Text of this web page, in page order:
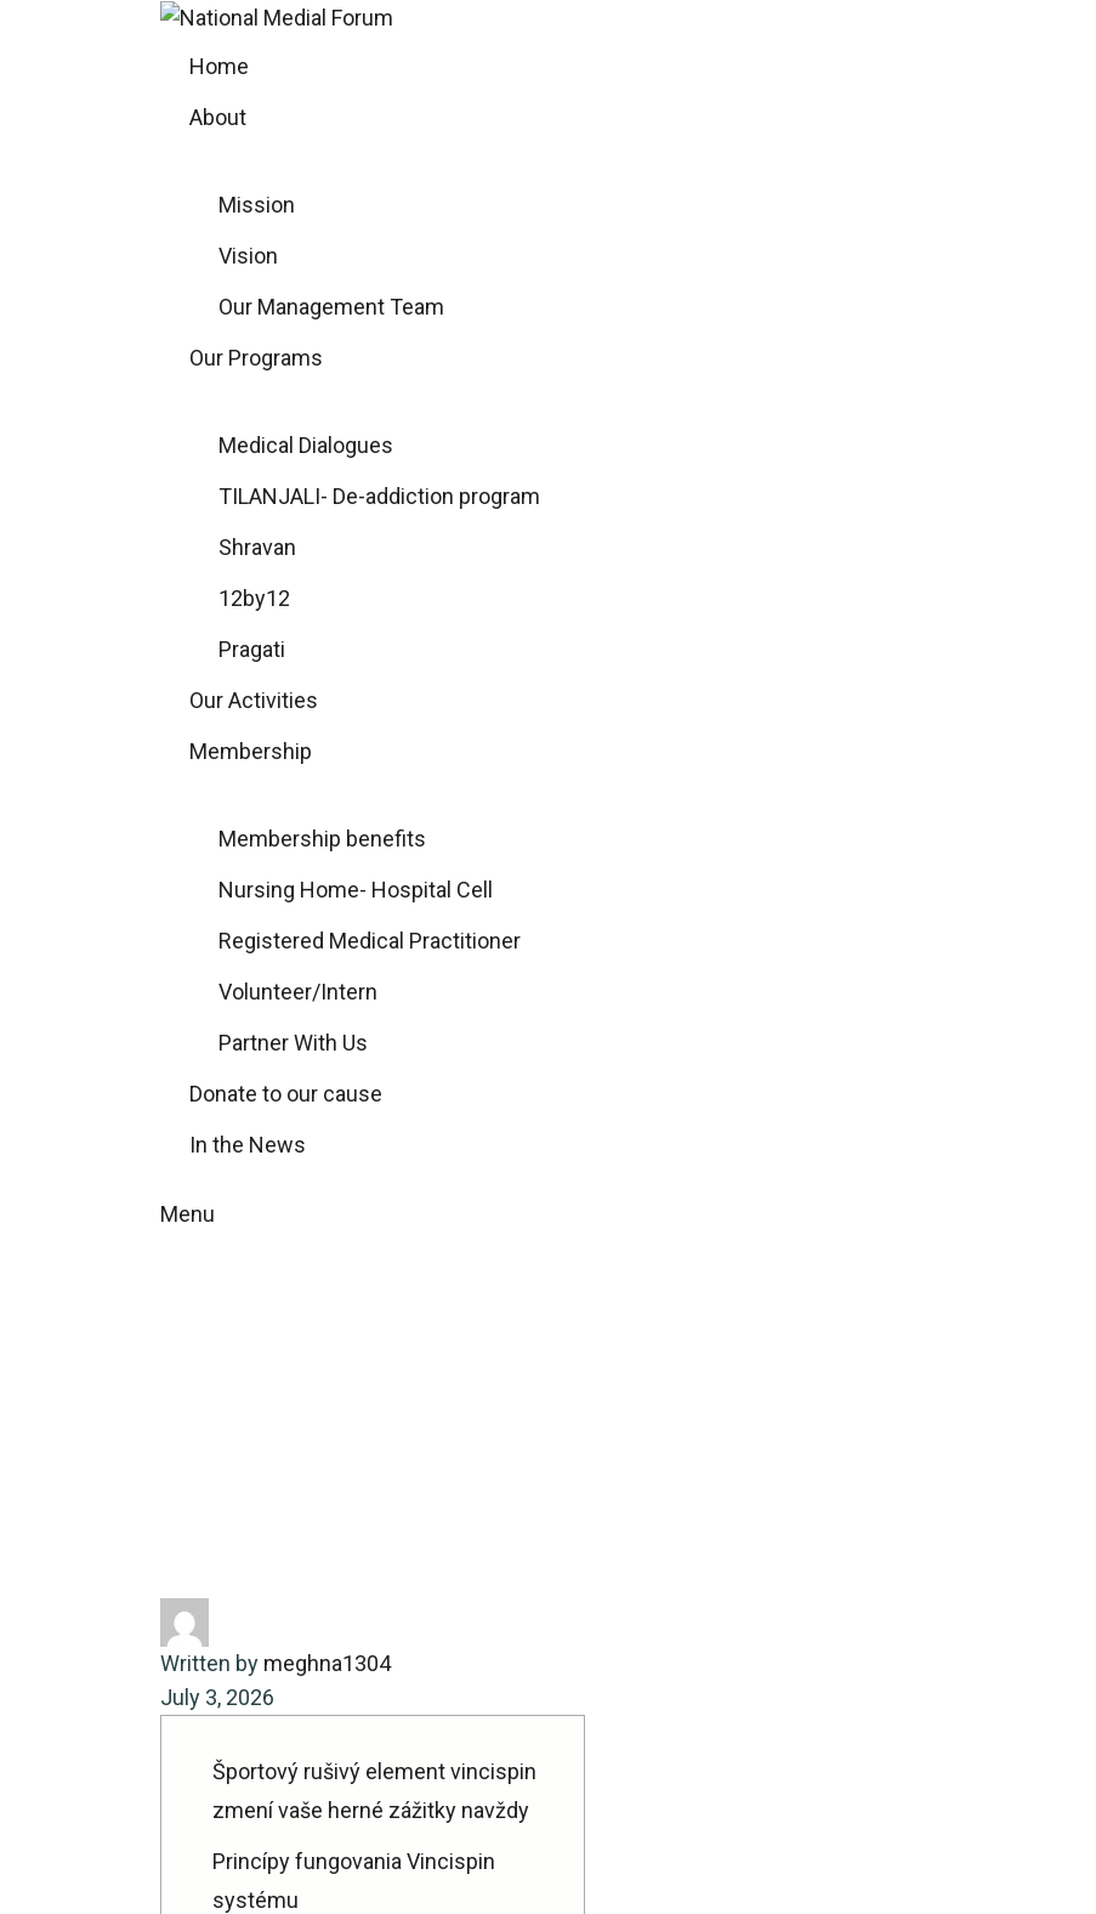
Home
About
Mission
Vision
Our Management Team
Our Programs
Medical Dialogues
TILANJALI- De-addiction program
Shravan
12by12
Pragati
Our Activities
Membership
Membership benefits
Nursing Home- Hospital Cell
Registered Medical Practitioner
Volunteer/Intern
Partner With Us
Donate to our cause
In the News
Menu
Written by meghna1304
July 3, 2026
Športový rušivý element vincispin
zmení vaše herné zážitky navždy
Princípy fungovania Vincispin
systému